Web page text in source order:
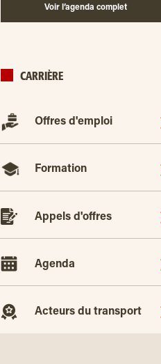
Voir l’agenda complet
CARRIÈRE
Offres d'emploi
Formation
Appels d'offres
Agenda
Acteurs du transport